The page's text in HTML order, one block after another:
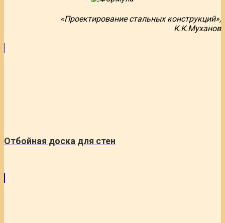
«Проектирование стальных конструкций»,
К.К.Муханов
Отбойная доска для стен